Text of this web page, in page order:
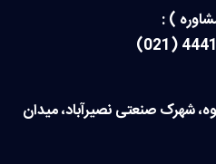
) :
ساوه، شهرک صنعتی نصیرآباد، میدان